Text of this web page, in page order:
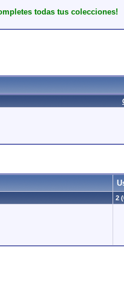
todas tus colecciones!
2